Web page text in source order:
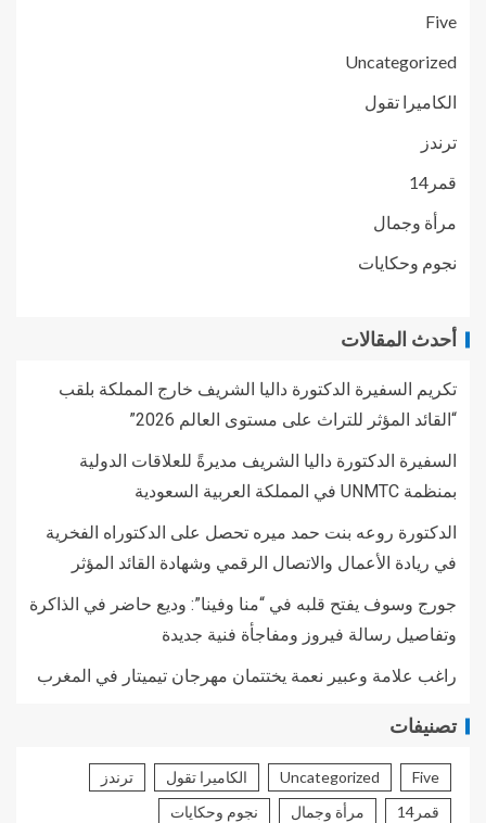
Five
Uncategorized
الكاميرا تقول
ترندز
قمر14
مرأة وجمال
نجوم وحكايات
أحدث المقالات
تكريم السفيرة الدكتورة داليا الشريف خارج المملكة بلقب
“القائد المؤثر للتراث على مستوى العالم 2026”
السفيرة الدكتورة داليا الشريف مديرةً للعلاقات الدولية
بمنظمة UNMTC في المملكة العربية السعودية
الدكتورة روعه بنت حمد ميره تحصل على الدكتوراه الفخرية
في ريادة الأعمال والاتصال الرقمي وشهادة القائد المؤثر
جورج وسوف يفتح قلبه في “منا وفينا”: وديع حاضر في الذاكرة
وتفاصيل رسالة فيروز ومفاجأة فنية جديدة
راغب علامة وعبير نعمة يختتمان مهرجان تيميتار في المغرب
تصنيفات
Five
Uncategorized الكاميرا تقول
ترندز
قمر14
مرأة وجمال نجوم وحكايات